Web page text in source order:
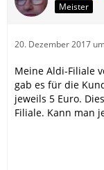
Meister
20. Dezember 2017
Meine Aldi-Filiale
gab es für die
jeweils 5 Euro.
Filiale. Kann man